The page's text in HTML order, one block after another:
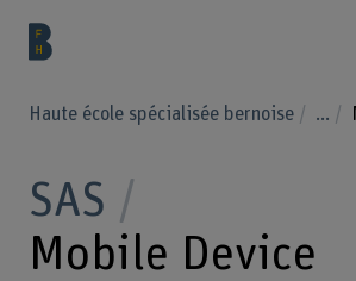
Haute école spécialisée bernoise ...
SAS
Mobile Device